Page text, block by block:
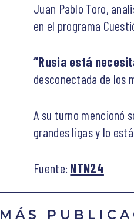
Juan Pablo Toro,
en el programa
“Rusia está
desconectada de los
A su turno mencionó
grandes ligas y lo
Fuente: NTN24
MÁS